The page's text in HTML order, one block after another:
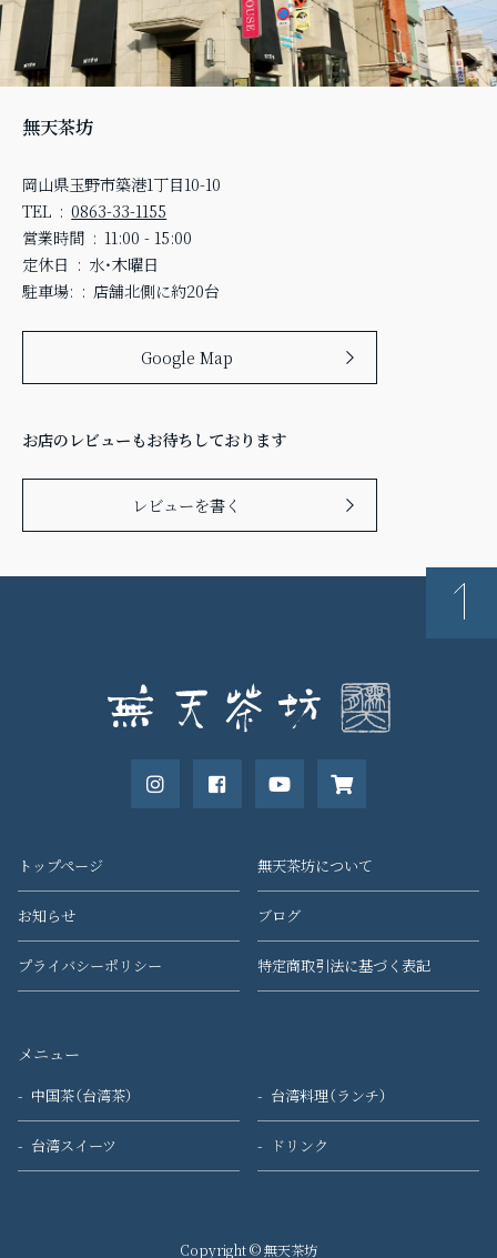
無天茶坊
岡山県玉野市築港1丁目10-10
TEL
0863-33-1155
営業時間
11:00 - 15:00
定休日
水・木曜日
駐車場:
店舗北側に約20台
Google Map
お店のレビューもお待ちしております
レビューを書く
トップページ 無天茶坊について
お知らせ ブログ
プライバシーポリシー 特定商取引法に基づく表記
メニュー
中国茶（台湾茶） 台湾料理（ランチ）
台湾スイーツ ドリンク
Copyright © 無天茶坊